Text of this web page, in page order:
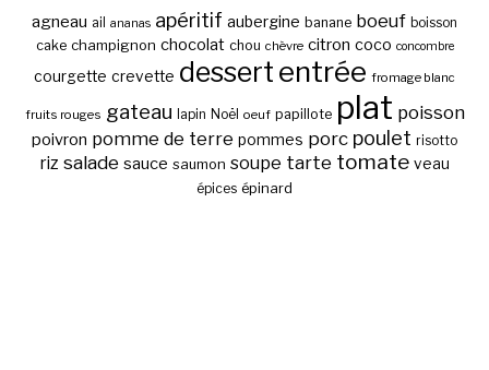
agneau ail ananas apéritif aubergine banane boeuf boisson
cake champignon chocolat chou chèvre citron coco concombre
courgette crevette dessert entrée fromage blanc
fruits rouges gateau lapin Noël oeuf papillote plat poisson
poivron pomme de terre pommes porc poulet risotto
riz salade sauce saumon soupe tarte tomate veau
épices épinard